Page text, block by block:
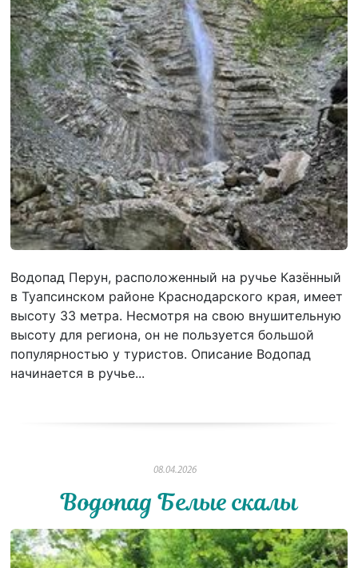
Водопад Перун, расположенный на ручье Казённый
в Туапсинском районе Краснодарского края, имеет
высоту 33 метра. Несмотря на свою внушительную
высоту для региона, он не пользуется большой
популярностью у туристов. Описание Водопад
начинается в ручье...
08.04.2026
Водопад Белые скалы